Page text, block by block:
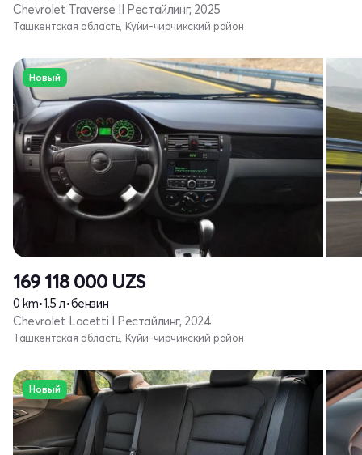
Chevrolet Traverse II Рестайлинг, 2025
Ташкентская область, Куйи-чирчикский район
Новый
169 118 000 UZS
0 km•1.5 л•бензин
Chevrolet Lacetti I Рестайлинг, 2024
Ташкентская область, Куйи-чирчикский район
Новый